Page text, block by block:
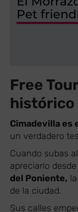
Free
histórico
Cimadevilla es
un verdadero
Cuando subas
apreciarlo
del Poniente,
de la ciudad.
Sus calles